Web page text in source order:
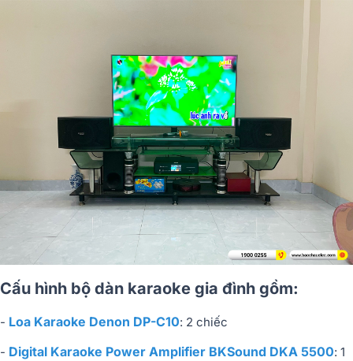
Cấu hình bộ dàn karaoke gia đình gồm:
- Loa Karaoke Denon DP-C10: 2 chiếc
- Digital Karaoke Power Amplifier BKSound DKA 5500: 1